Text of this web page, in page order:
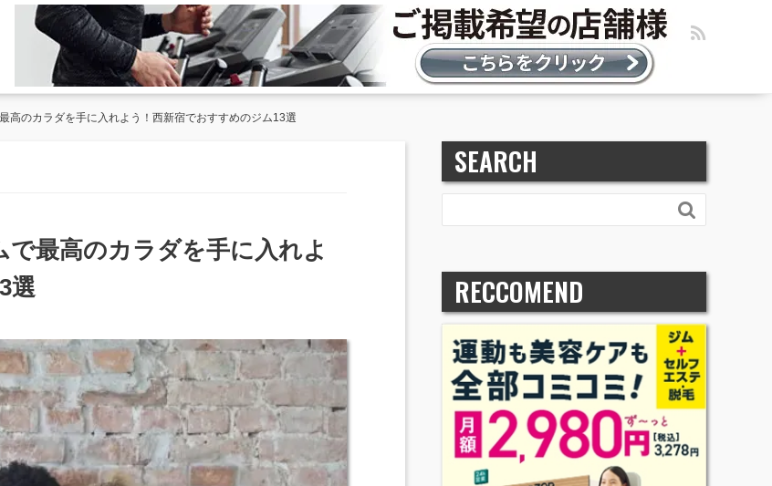
高のカラダを手に入れよう！西新宿でおすすめのジム13選
で最高のカラダを手に入れよ
選
SEARCH

RECCOMEND